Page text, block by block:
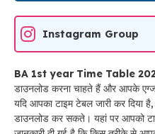
Instagram Group
BA 1st year Time Table
डाउनलोड करना चाहते हैं और आपके
यदि आपका टाइम टेबल जारी कर दिया
डाउनलोड कर सकते। यहां पर आपको